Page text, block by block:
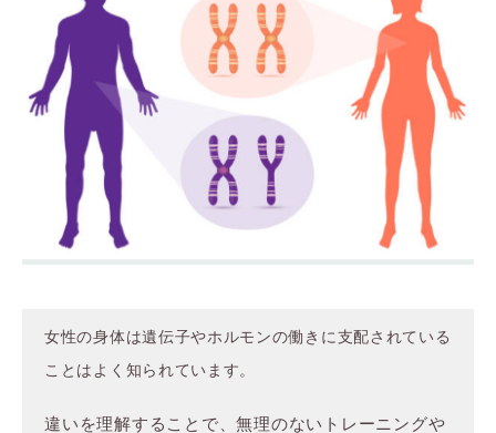
女性の身体は遺伝子やホルモンの働きに支配されている
ことはよく知られています。
違いを理解することで、無理のないトレーニングや